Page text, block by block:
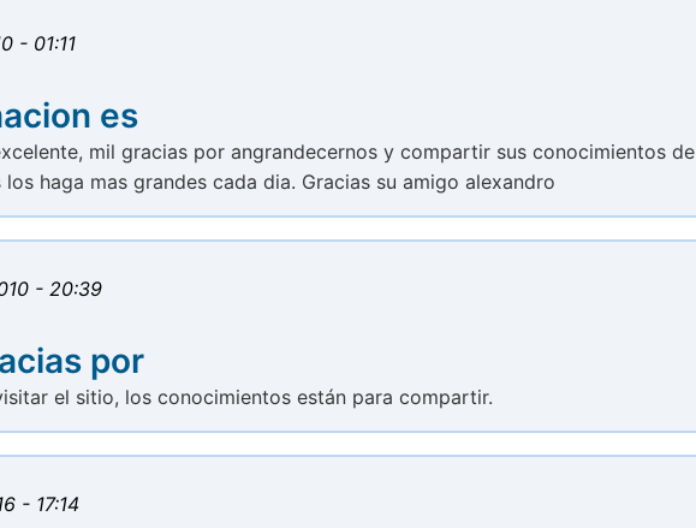
- 01:11
es
mil gracias por angrandecernos y compartir sus conocimientos de
haga mas grandes cada dia. Gracias su amigo alexandro
- 20:39
por
el sitio, los conocimientos están para compartir.
- 17:14